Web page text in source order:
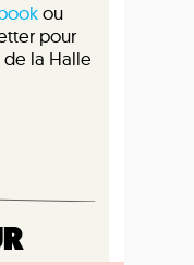
ou
pour
de la Halle